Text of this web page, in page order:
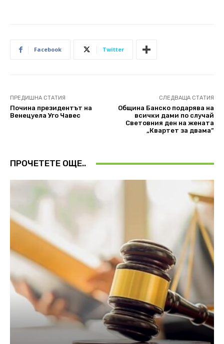
Facebook Twitter
ПРЕДИШНА СТАТИЯ
Почина президентът на
Венецуела Уго Чавес
СЛЕДВАЩА СТАТИЯ
Община Банско подарява на
всички дами по случай
Световния ден на жената
„Квартет за двама”
ПРОЧЕТЕТЕ ОЩЕ..